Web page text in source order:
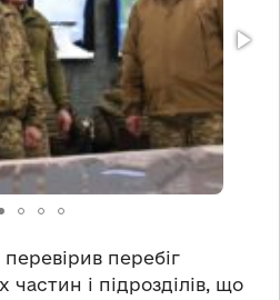
перебіг
частин і підрозділів, що